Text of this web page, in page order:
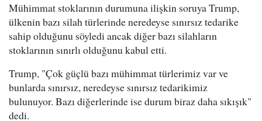
Mühimmat stoklarının durumuna ilişkin soruya Trump,
ülkenin bazı silah türlerinde neredeyse sınırsız tedarike
sahip olduğunu söyledi ancak diğer bazı silahların
stoklarının sınırlı olduğunu kabul etti.
Trump, "Çok güçlü bazı mühimmat türlerimiz var ve
bunlarda sınırsız, neredeyse sınırsız tedarikimiz
bulunuyor. Bazı diğerlerinde ise durum biraz daha sıkışık"
dedi.